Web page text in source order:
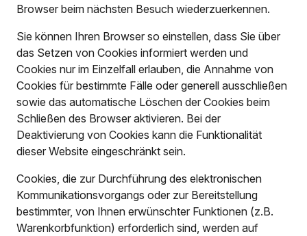
Browser beim nächsten Besuch wiederzuerkennen.
Sie können Ihren Browser so einstellen, dass Sie über
das Setzen von Cookies informiert werden und
Cookies nur im Einzelfall erlauben, die Annahme von
Cookies für bestimmte Fälle oder generell ausschließen
sowie das automatische Löschen der Cookies beim
Schließen des Browser aktivieren. Bei der
Deaktivierung von Cookies kann die Funktionalität
dieser Website eingeschränkt sein.
Cookies, die zur Durchführung des elektronischen
Kommunikationsvorgangs oder zur Bereitstellung
bestimmter, von Ihnen erwünschter Funktionen (z.B.
Warenkorbfunktion) erforderlich sind, werden auf